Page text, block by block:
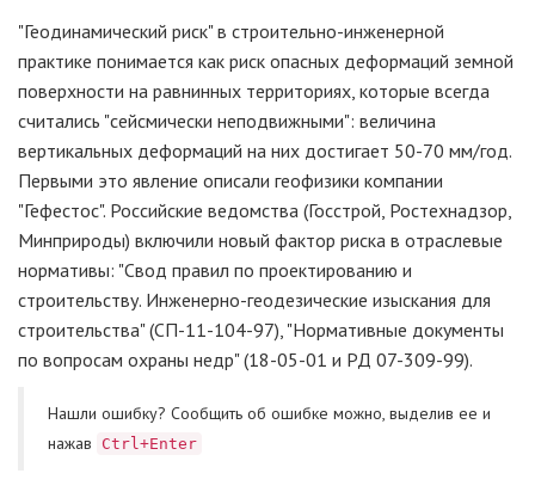
"Геодинамический риск" в строительно-инженерной
практике понимается как риск опасных деформаций земной
поверхности на равнинных территориях, которые всегда
считались "сейсмически неподвижными": величина
вертикальных деформаций на них достигает 50-70 мм/год.
Первыми это явление описали геофизики компании
"Гефестос". Российские ведомства (Госстрой, Ростехнадзор,
Минприроды) включили новый фактор риска в отраслевые
нормативы: "Свод правил по проектированию и
строительству. Инженерно-геодезические изыскания для
строительства" (СП-11-104-97), "Нормативные документы
по вопросам охраны недр" (18-05-01 и РД 07-309-99).
Нашли ошибку? Cообщить об ошибке можно, выделив ее и
нажав
Ctrl+Enter